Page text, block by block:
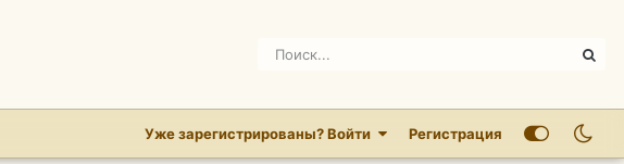
Уже зарегистрированы? Войти Регистрация